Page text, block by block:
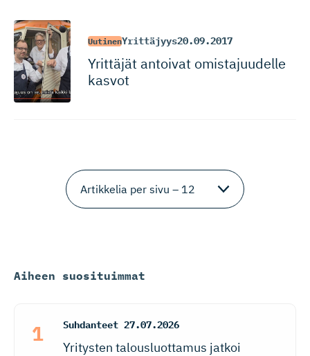
UutinenYrittäjyys20.09.2017
Yrittäjät antoivat omistajuudelle
kasvot
Aiheen suosituimmat
Suhdanteet 27.07.2026
Yritysten talousluottamus jatkoi